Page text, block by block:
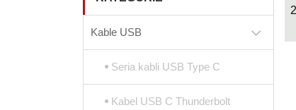
Kable USB
Seria kabli USB Type C
Kabel USB C Thunderbolt